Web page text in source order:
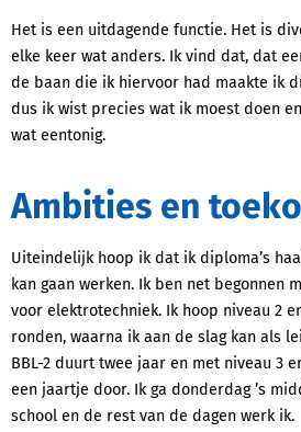
Het is een uitdagende functie. Het is
elke keer wat anders. Ik vind dat, dat
de baan die ik hiervoor had maakte ik
dus ik wist precies wat ik moest doen
wat eentonig.
Ambities en
Uiteindelijk hoop ik dat ik diploma’s
kan gaan werken. Ik ben net begonnen
voor elektrotechniek. Ik hoop niveau 2
ronden, waarna ik aan de slag kan als
BBL-2 duurt twee jaar en met niveau 3
een jaartje door. Ik ga donderdag ’s
school en de rest van de dagen werk ik.